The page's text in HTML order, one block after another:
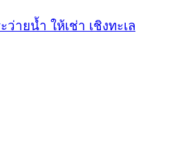
ายน้ำ ให้เช่า เชิงทะเล